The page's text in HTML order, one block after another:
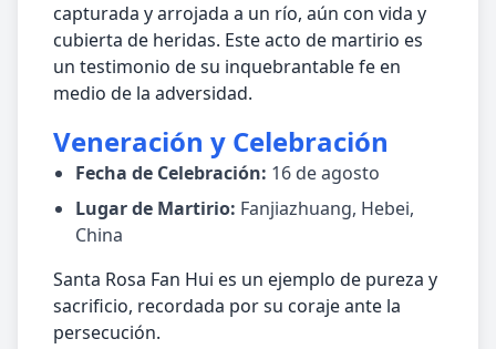
capturada y arrojada a un río, aún con vida y
cubierta de heridas. Este acto de martirio es
un testimonio de su inquebrantable fe en
medio de la adversidad.
Veneración y Celebración
Fecha de Celebración: 16 de agosto
Lugar de Martirio: Fanjiazhuang, Hebei,
China
Santa Rosa Fan Hui es un ejemplo de pureza y
sacrificio, recordada por su coraje ante la
persecución.